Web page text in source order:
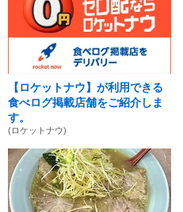
【ロケットナウ】が利用できる
食べログ掲載店舗をご紹介しま
す。
(ロケットナウ)